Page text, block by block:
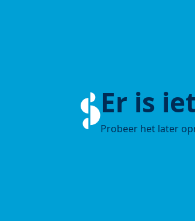
Er is
Probeer het later